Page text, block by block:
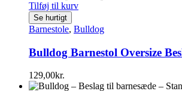
Tilføj til kurv
Se hurtigt
Barnestole, Bulldog
Bulldog Barnestol Oversize
129,00kr.